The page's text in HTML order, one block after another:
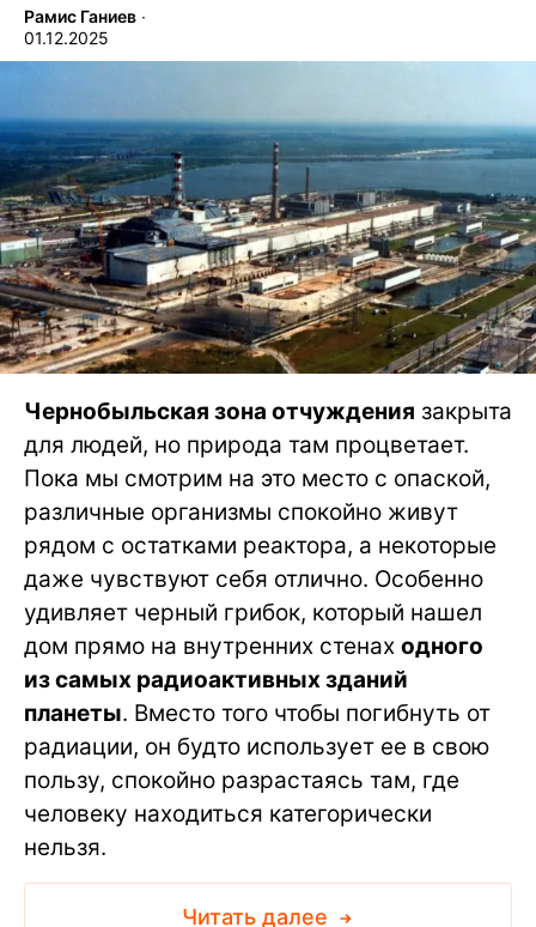
Рамис Ганиев ∙
01.12.2025
Чернобыльская зона отчуждения закрыта
для людей, но природа там процветает.
Пока мы смотрим на это место с опаской,
различные организмы спокойно живут
рядом с остатками реактора, а некоторые
даже чувствуют себя отлично. Особенно
удивляет черный грибок, который нашел
дом прямо на внутренних стенах одного
из самых радиоактивных зданий
планеты. Вместо того чтобы погибнуть от
радиации, он будто использует ее в свою
пользу, спокойно разрастаясь там, где
человеку находиться категорически
нельзя.
Читать далее